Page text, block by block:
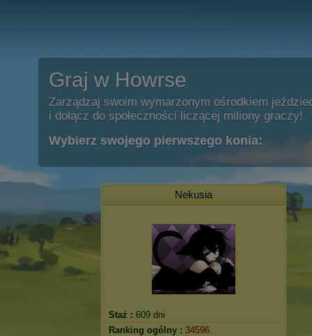
Graj w Howrse
Zarządzaj swoim wymarzonym ośrodkiem
i dołącz do społeczności liczącej miliony graczy!
Wybierz swojego pierwszego konia:
Nekusia
Staż : 609 dni
Ranking ogólny : 34596.